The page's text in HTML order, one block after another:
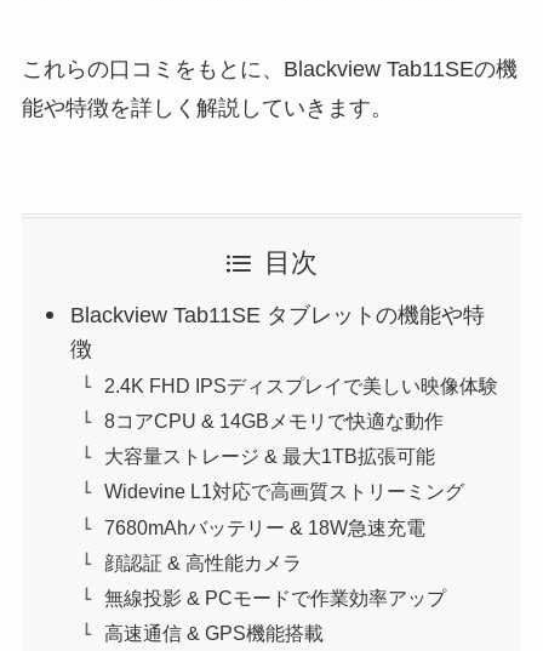
これらの口コミをもとに、Blackview Tab11SEの機
能や特徴を詳しく解説していきます。
目次
Blackview Tab11SE タブレットの機能や特
徴
2.4K FHD IPSディスプレイで美しい映像体験
8コアCPU & 14GBメモリで快適な動作
大容量ストレージ & 最大1TB拡張可能
Widevine L1対応で高画質ストリーミング
7680mAhバッテリー & 18W急速充電
顔認証 & 高性能カメラ
無線投影 & PCモードで作業効率アップ
高速通信 & GPS機能搭載